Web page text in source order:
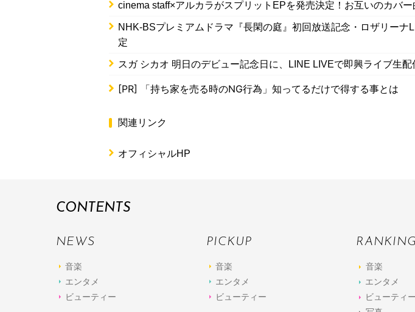
cinema staff×アルカラがスプリットEPを発売決定！お互いのカバ
NHK-BSプレミアムドラマ『長閑の庭』初回放送記念・ロザリーナ
定
スガ シカオ 明日のデビュー記念日に、LINE LIVEで即興ライブ生配
[PR] 「持ち家を売る時のNG行為」知ってるだけで得する事とは
関連リンク
オフィシャルHP
CONTENTS
NEWS
音楽
エンタメ
ビューティー
PICKUP
音楽
エンタメ
ビューティー
RANKING
音楽
エンタメ
ビューティー